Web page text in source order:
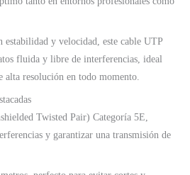
estabilidad y velocidad, este cable UTP
fluida y libre de interferencias, ideal
alta resolución en todo momento.
Twisted Pair) Categoría 5E,
y garantizar una transmisión de